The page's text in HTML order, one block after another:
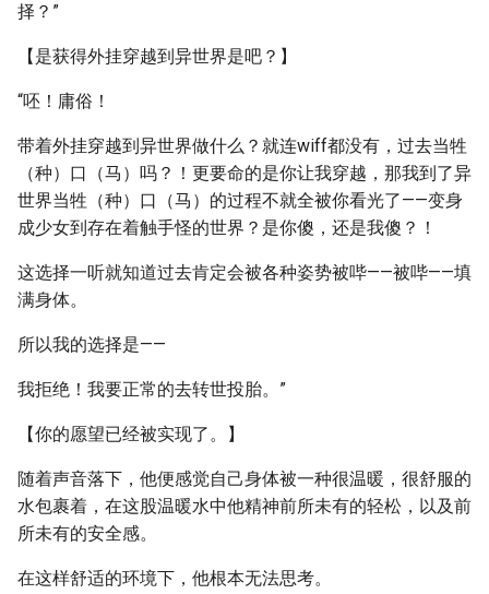
择？”
【是获得外挂穿越到异世界是吧？】
“呸！庸俗！
带着外挂穿越到异世界做什么？就连wiff都没有，过去当牲
（种）口（马）吗？！更要命的是你让我穿越，那我到了异
世界当牲（种）口（马）的过程不就全被你看光了——变身
成少女到存在着触手怪的世界？是你傻，还是我傻？！
这选择一听就知道过去肯定会被各种姿势被哔——被哔——填
满身体。
所以我的选择是——
我拒绝！我要正常的去转世投胎。”
【你的愿望已经被实现了。】
随着声音落下，他便感觉自己身体被一种很温暖，很舒服的
水包裹着，在这股温暖水中他精神前所未有的轻松，以及前
所未有的安全感。
在这样舒适的环境下，他根本无法思考。